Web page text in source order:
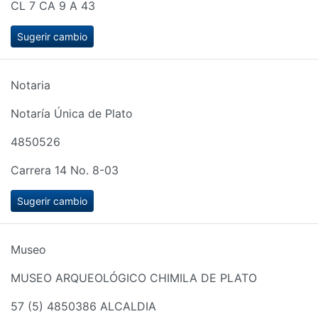
CL 7 CA 9 A 43
Sugerir cambio
Notaria
Notaría Única de Plato
4850526
Carrera 14 No. 8-03
Sugerir cambio
Museo
MUSEO ARQUEOLÓGICO CHIMILA DE PLATO
57 (5) 4850386 ALCALDIA